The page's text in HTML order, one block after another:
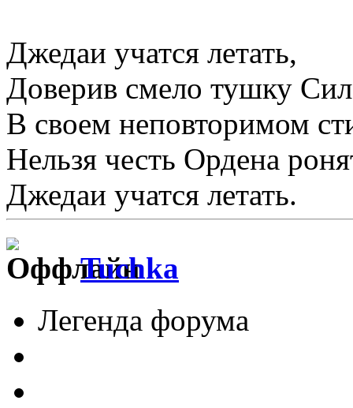
Джедаи учатся летать,
Доверив смело тушку
В своем неповторимом
Нельзя честь Ордена
Джедаи учатся летать.
Tuchka
Легенда форума